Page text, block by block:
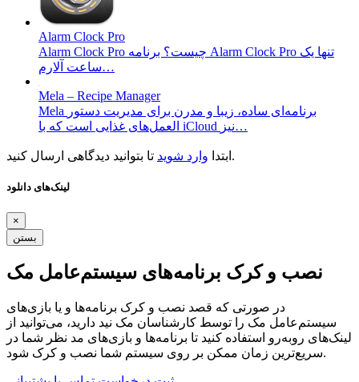
Alarm Clock Pro
Alarm Clock Pro چیست؟ برنامه Alarm Clock Pro تنها یک
ساعت آلارم…
Mela – Recipe Manager
Mela برنامه‌ای ساده، زیبا و مدرن برای مدیریت دستور
العمل‌های غذایی است که با iCloud نیز…
ابتدا وارد شوید تا بتوانید دیدگاهی ارسال کنید.
لینک‌های دانلود
×
بستن
نصب و کرک برنامه‌های سیستم‌عامل مک
در صورتی که قصد نصب و کرک برنامه‌ها و یا بازی‌های
سیستم‌عامل مک را توسط کارشناسان مک نید دارید، می‌توانید از
لینک‌های رو‌به‌رو استفاده کنید تا برنامه‌ها و بازی‌های مد نظر شما در
سریع‌ترین زمان ممکن بر روی سیستم شما نصب و کرک شود.